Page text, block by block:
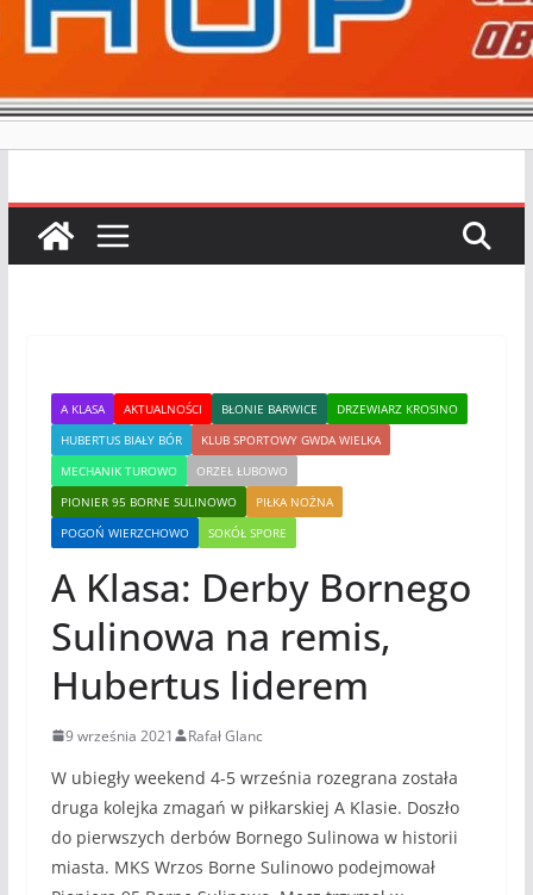
A KLASA AKTUALNOŚCI BŁONIE BARWICE
DRZEWIARZ KROSINO
HUBERTUS BIAŁY BÓR
KLUB SPORTOWY GWDA WIELKA
MECHANIK TUROWO
ORZEŁ ŁUBOWO
PIONIER 95 BORNE SULINOWO
PIŁKA NOŻNA
POGOŃ WIERZCHOWO
SOKÓŁ SPORE
A Klasa: Derby Bornego
Sulinowa na remis,
Hubertus liderem
9 września 2021 Rafał Glanc
W ubiegły weekend 4-5 września rozegrana została
druga kolejka zmagań w piłkarskiej A Klasie. Doszło
do pierwszych derbów Bornego Sulinowa w historii
miasta. MKS Wrzos Borne Sulinowo podejmował